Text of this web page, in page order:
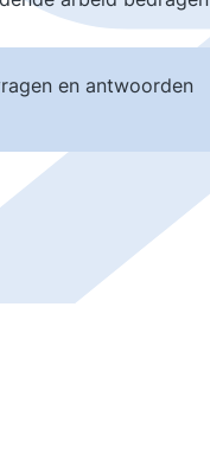
en antwoorden